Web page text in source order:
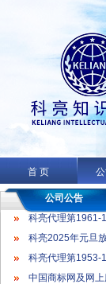
首 页
公司公告
中国商标网及网
科亮2025国庆放假
科亮2025年元旦
中国商标网及网